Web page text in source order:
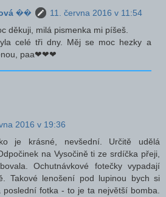
��
11. června 2016 v 11:54
děkuji, milá pismenka mi píšeš.
celé tři dny. Měj se moc hezky a
paa❤❤❤
2016 v 19:36
je krásné, nevšední. Určitě udělá
na Vysočině ti ze srdíčka přeji,
Ochutnávkové fotečky vypadají
Takové lenošení pod lupinou bych si
poslední fotka - to je ta největší bomba.